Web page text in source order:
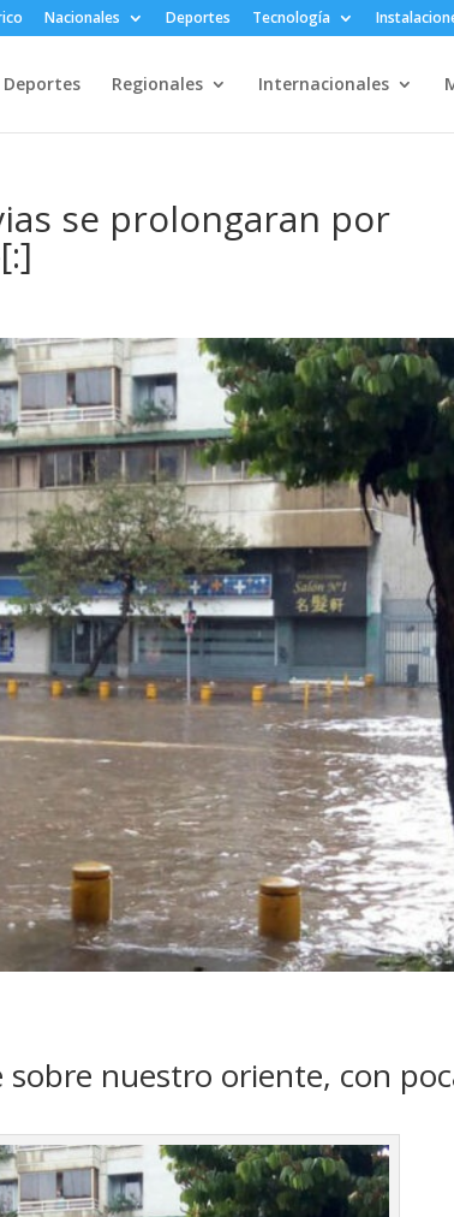
Nacionales Deportes Tecnología
Deportes Regionales Internacionales
se prolongaran por
sobre nuestro oriente, con